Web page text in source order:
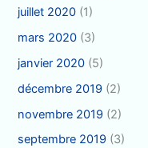
juillet 2020 (1)
mars 2020 (3)
janvier 2020 (5)
décembre 2019 (2)
novembre 2019 (2)
septembre 2019 (3)